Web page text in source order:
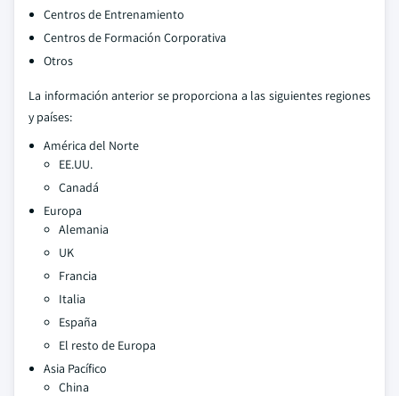
Centros de Entrenamiento
Centros de Formación Corporativa
Otros
La información anterior se proporciona a las siguientes regiones
y países:
América del Norte
EE.UU.
Canadá
Europa
Alemania
UK
Francia
Italia
España
El resto de Europa
Asia Pacífico
China